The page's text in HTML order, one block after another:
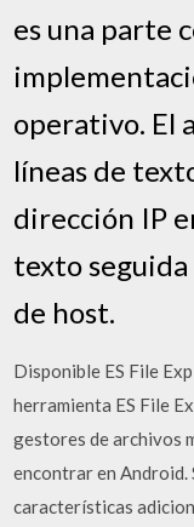
es una parte
operativo. El
líneas de
dirección IP
texto
de host.
Disponible ES File
herramienta ES File
gestores de archivos
encontrar en
características